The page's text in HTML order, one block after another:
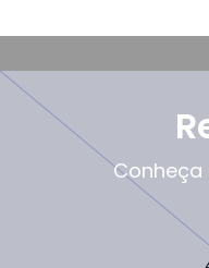
Conheça